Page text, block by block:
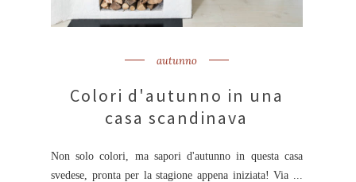
autunno
Colori d'autunno in una
casa scandinava
Non solo colori, ma sapori d'autunno in questa casa
svedese, pronta per la stagione appena iniziata! Via ...